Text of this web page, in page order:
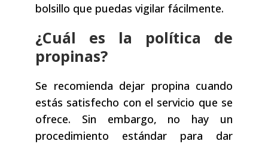
bolsillo que puedas vigilar fácilmente.
¿Cuál es la política de
propinas?
Se recomienda dejar propina cuando
estás satisfecho con el servicio que se
ofrece. Sin embargo, no hay un
procedimiento estándar para dar